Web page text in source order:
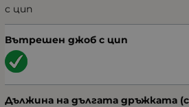
с цип
Вътрешен джоб с цип
Дължина на дългата дръжката